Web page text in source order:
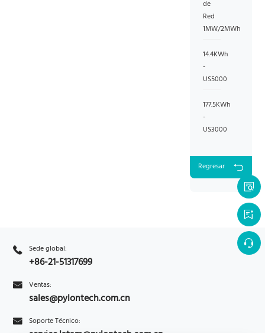
de
Red
1MW/2MWh
14.4KWh
-
US5000
177.5KWh
-
US3000
Regresar
Sede global:
+86-21-51317699
Ventas:
sales@pylontech.com.cn
Soporte Técnico: